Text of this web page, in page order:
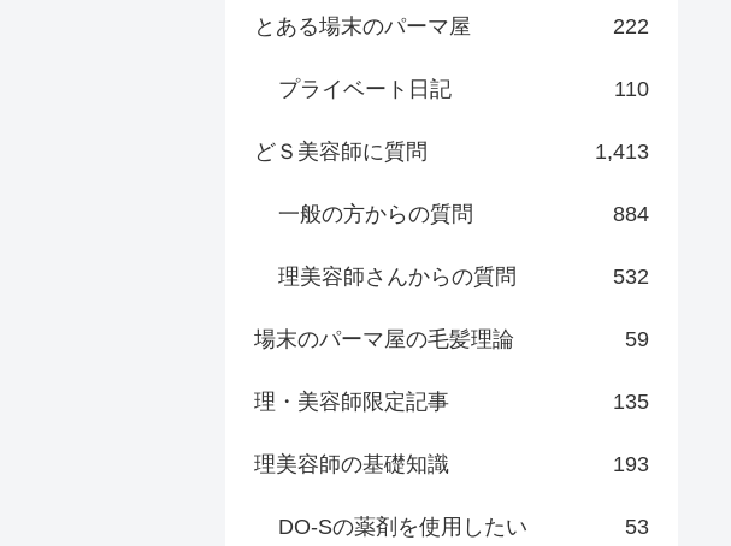
とある場末のパーマ屋 222
プライベート日記 110
どＳ美容師に質問 1,413
一般の方からの質問 884
理美容師さんからの質問 532
場末のパーマ屋の毛髪理論 59
理・美容師限定記事 135
理美容師の基礎知識 193
DO-Sの薬剤を使用したい 53